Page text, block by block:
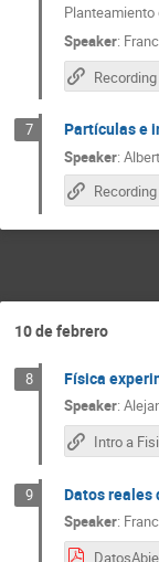
Speaker:
Recording
7 Partículas e
Speaker:
Recording
10 de febrero
8 Física
Speaker:
9 Datos reales
Speaker: